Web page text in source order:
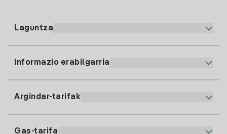
Laguntza
91 919 52 73
Informazio erabilgarria
Argindar-tarifak
Gas-tarifa